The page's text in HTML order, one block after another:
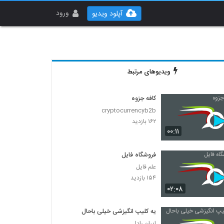
ورود آپلود ویدیو
ویدیوهای مرتبط
۰۰:۱۱
کافه جزوه
cryptocurrencyb2b
۱۶۲ بازدید
۰۲:۰۸
فروشگاه فایل
علم فایل
۱۵۴ بازدید
یه کلیپ انگیزشی خیلی باحال